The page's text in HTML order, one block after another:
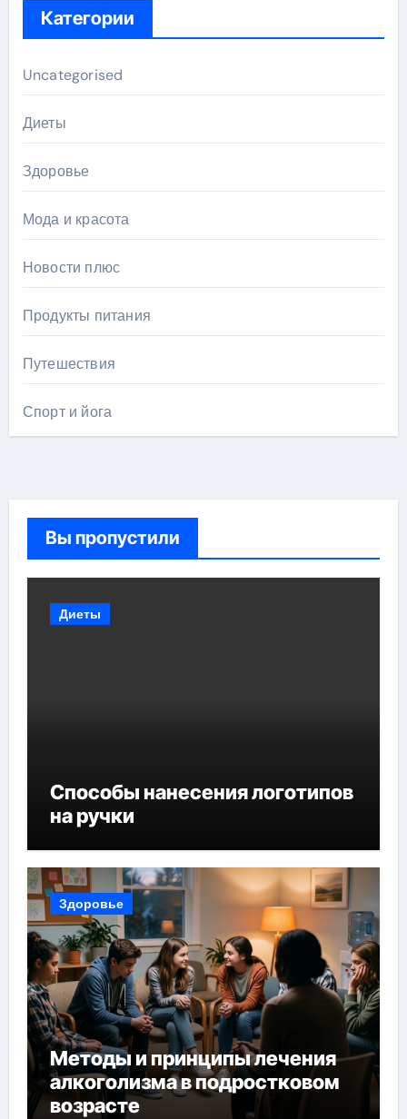
Категории
Uncategorised
Диеты
Здоровье
Мода и красота
Новости плюс
Продукты питания
Путешествия
Спорт и йога
Вы пропустили
Диеты
Способы нанесения логотипов
на ручки
Здоровье
Методы и принципы лечения
алкоголизма в подростковом
возрасте